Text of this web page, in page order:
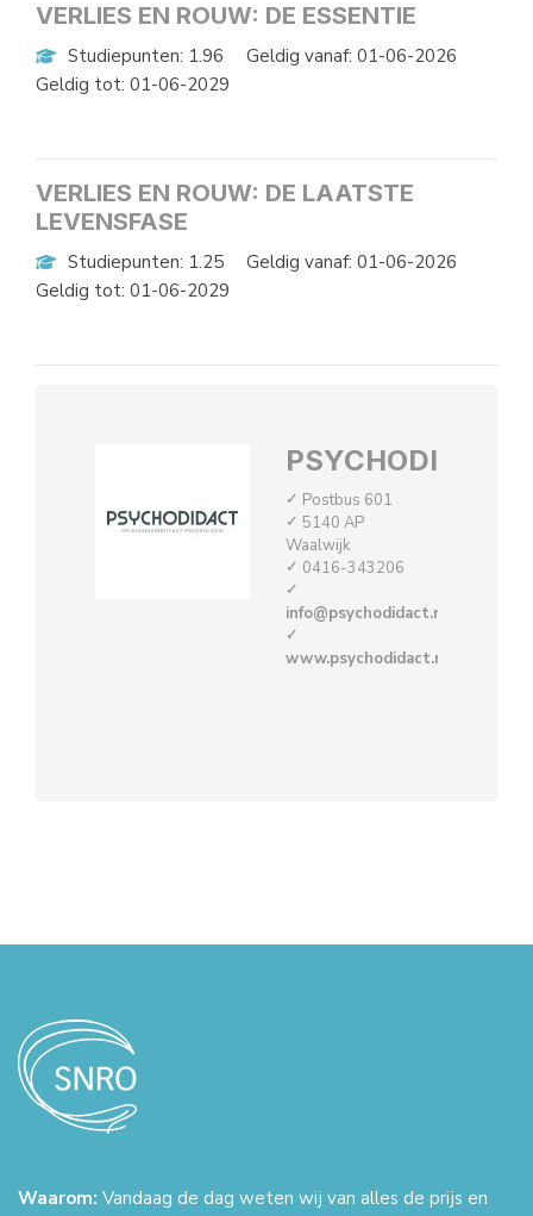
VERLIES EN ROUW: DE ESSENTIE
Studiepunten: 1.96
Geldig vanaf: 01-06-2026
Geldig tot: 01-06-2029
VERLIES EN ROUW: DE LAATSTE
LEVENSFASE
Studiepunten: 1.25
Geldig vanaf: 01-06-2026
Geldig tot: 01-06-2029
PSYCHODIDACT
Postbus 601
5140 AP
Waalwijk
0416-343206
info@psychodidact.nl
www.psychodidact.nl
Waarom: Vandaag de dag weten wij van alles de prijs en